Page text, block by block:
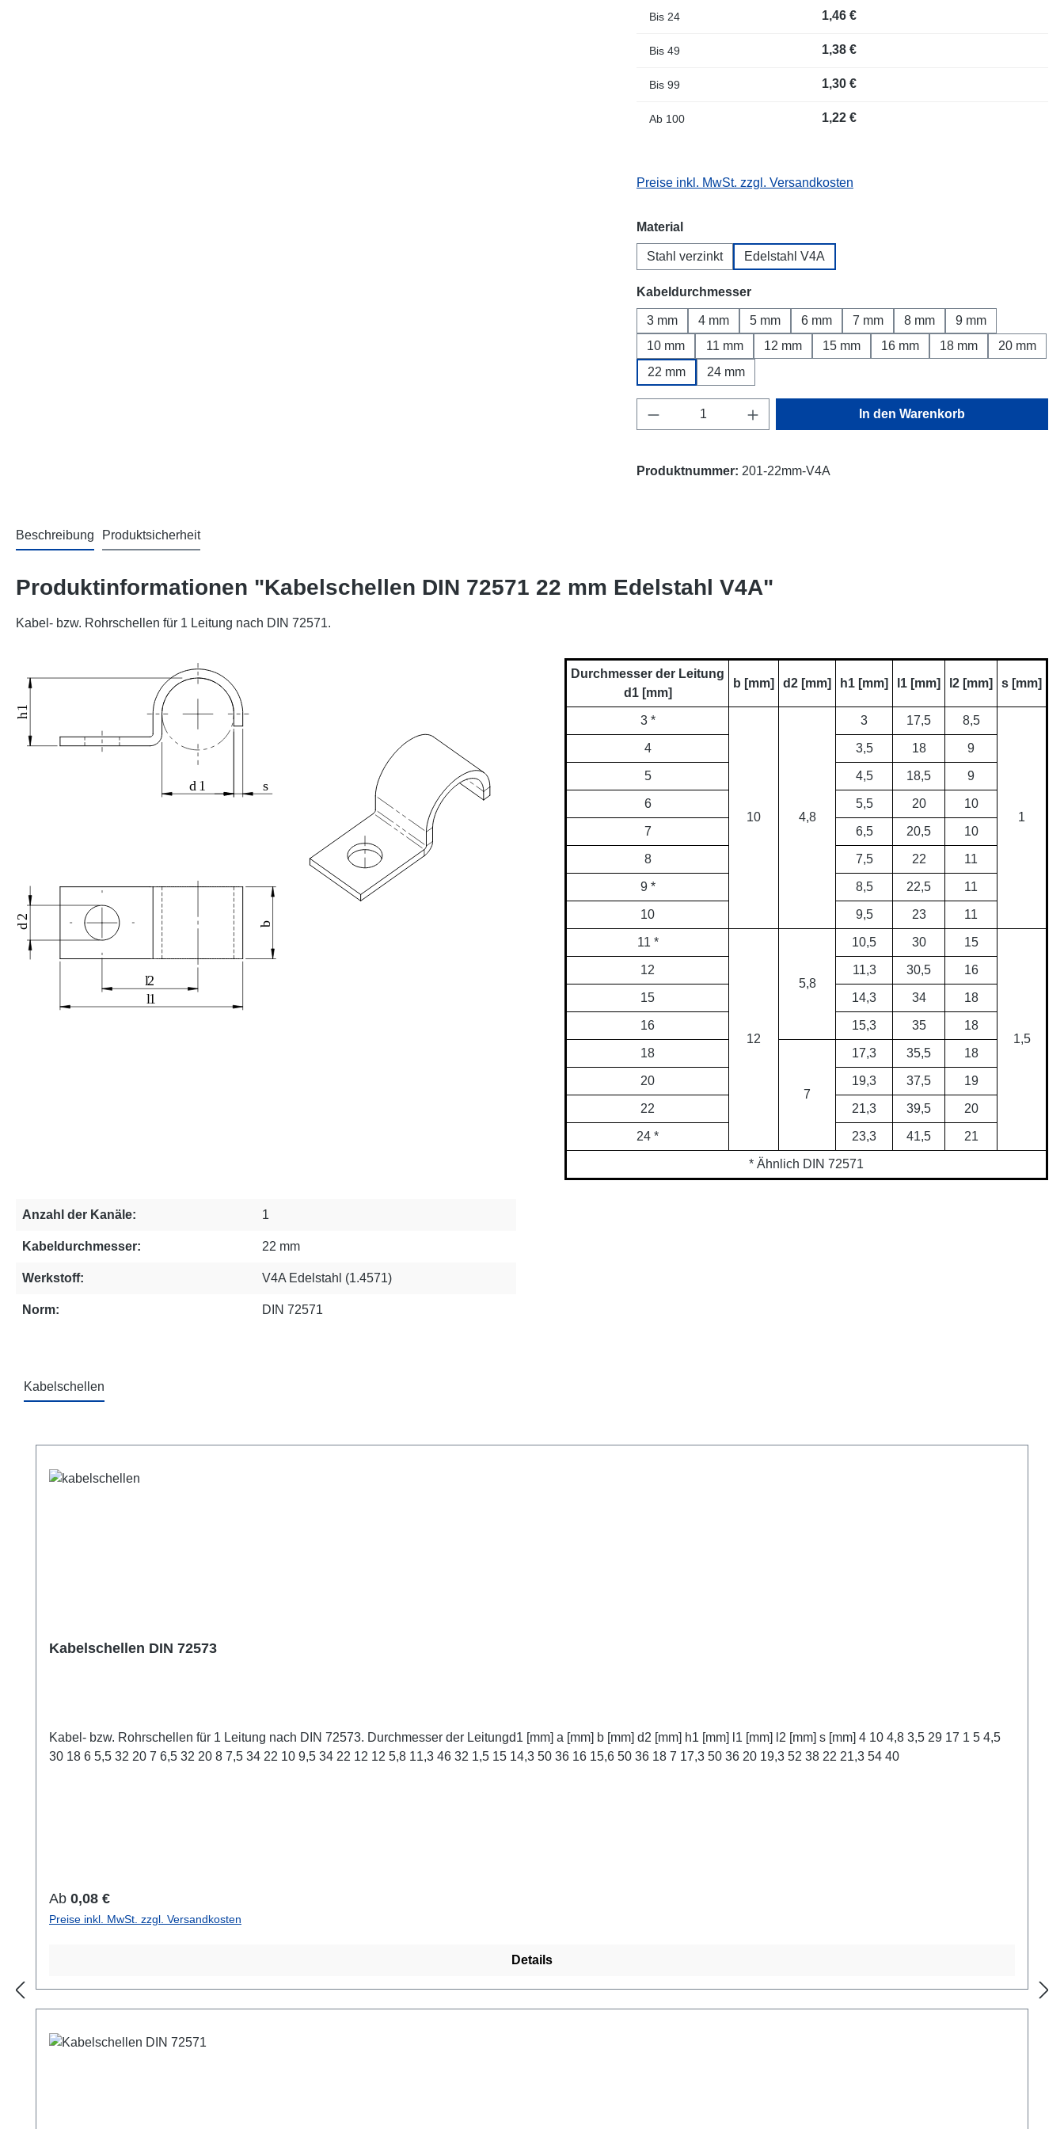
Bis 24 1,46 €
Bis 49 1,38 €
Bis 99 1,30 €
Ab 100 1,22 €
Preise inkl. MwSt. zzgl. Versandkosten
Materialauswählen
Stahl verzinkt Edelstahl V4A
Kabeldurchmesserauswählen
3 mm 4 mm 5 mm 6 mm 7 mm 8 mm
9 mm
10 mm
11 mm 12 mm 15 mm 16 mm 18 mm
20 mm
22 mm
24 mm
Produkt Anzahl: Gib den gewünschten Wert ein
In den Warenkorb
Produktnummer: 201-22mm-V4A
Beschreibung Produktsicherheit
Produktinformationen "Kabelschellen DIN 72571 22 mm Edelstahl V4A"
Kabel- bzw. Rohrschellen für 1 Leitung nach DIN 72571.
Durchmesser der Leitung
d1 [mm]
b [mm] d2 [mm] h1 [mm] l1 [mm] l2 [mm] s [mm]
3 *
10 4,8
3 17,5 8,5
1
4 3,5 18 9
5 4,5 18,5 9
6 5,5 20 10
7 6,5 20,5 10
8 7,5 22 11
9 * 8,5 22,5 11
10 9,5 23 11
11 *
12
5,8
10,5 30 15
1,5
12 11,3 30,5 16
15 14,3 34 18
16 15,3 35 18
18
7
17,3 35,5 18
20 19,3 37,5 19
22 21,3 39,5 20
24 * 23,3 41,5 21
* Ähnlich DIN 72571
Anzahl der Kanäle: 1
Kabeldurchmesser: 22 mm
Werkstoff: V4A Edelstahl (1.4571)
Norm: DIN 72571
Kabelschellen
Kabelschellen DIN 72573
Kabel- bzw. Rohrschellen für 1 Leitung nach DIN 72573. Durchmesser der Leitungd1 [mm] a [mm] b [mm] d2 [mm] h1 [mm] l1 [mm] l2 [mm] s [mm] 4 10 4,8 3,5 29 17 1 5 4,5
30 18 6 5,5 32 20 7 6,5 32 20 8 7,5 34 22 10 9,5 34 22 12 12 5,8 11,3 46 32 1,5 15 14,3 50 36 16 15,6 50 36 18 7 17,3 50 36 20 19,3 52 38 22 21,3 54 40
Regulärer Preis:
Ab 0,08 €
Preise inkl. MwSt. zzgl. Versandkosten
Details